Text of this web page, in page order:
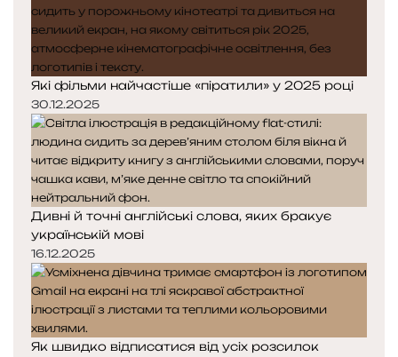
Які фільми найчастіше «піратили» у 2025 році
30.12.2025
Дивні й точні англійські слова, яких бракує
українській мові
16.12.2025
Як швидко відписатися від усіх розсилок